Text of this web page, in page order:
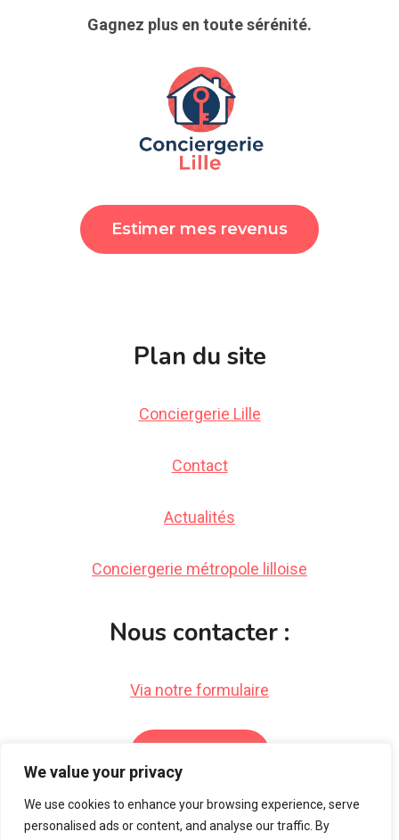
We value your privacy
We use cookies to enhance your browsing experience, serve
personalised ads or content, and analyse our traffic. By
Gagnez plus en toute sérénité.
Estimer mes revenus
Plan du site
Conciergerie Lille
Contact
Actualités
Conciergerie métropole lilloise
Nous contacter :
Via notre formulaire